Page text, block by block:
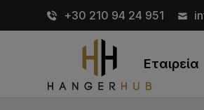
+30 210 94 24 951
Εταιρεία